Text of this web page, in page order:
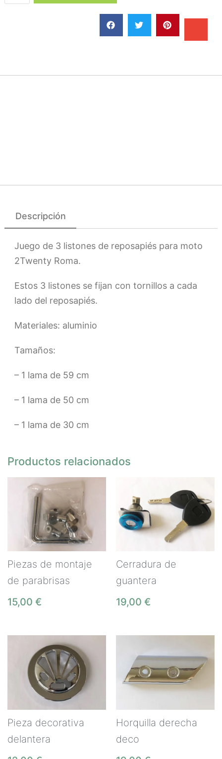
Descripción
Juego de 3 listones de reposapiés para moto
2Twenty Roma.
Estos 3 listones se fijan con tornillos a cada
lado del reposapiés.
Materiales: aluminio
Tamaños:
– 1 lama de 59 cm
– 1 lama de 50 cm
– 1 lama de 30 cm
Productos relacionados
Piezas de montaje
de parabrisas
15,00 €
Cerradura de
guantera
19,00 €
Pieza decorativa
delantera
Horquilla derecha
deco